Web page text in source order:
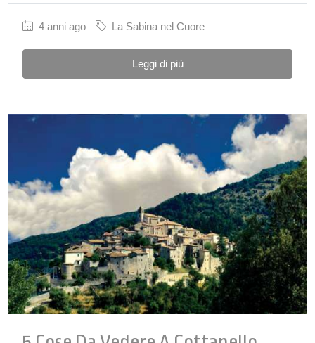
4 anni ago La Sabina nel Cuore
Leggi di più